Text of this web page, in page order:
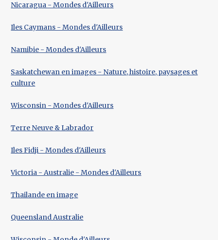
Nicaragua - Mondes d'Ailleurs
Iles Caymans - Mondes d'Ailleurs
Namibie - Mondes d'Ailleurs
Saskatchewan en images - Nature, histoire, paysages et
culture
Wisconsin - Mondes d'Ailleurs
Terre Neuve & Labrador
Iles Fidji - Mondes d'Ailleurs
Victoria - Australie - Mondes d'Ailleurs
Thailande en image
Queensland Australie